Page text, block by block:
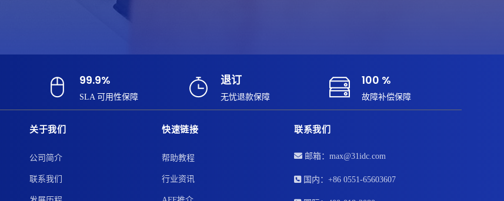
99.9%
SLA 可用性保障
退订
无忧退款保障
100 %
故障补偿保障
关于我们
公司简介
联系我们
快速链接
帮助教程
行业资讯
联系我们
邮箱：max@31idc.com
国内：+86 0551-65603607